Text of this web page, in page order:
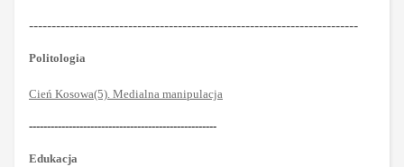
-------------------------------------------------------------------------
Politologia
Cień Kosowa(5). Medialna manipulacja
----------------------------------------------------
Edukacja